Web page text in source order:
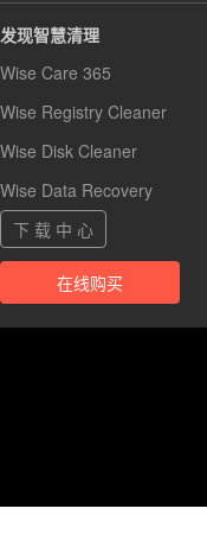
发现智慧清理
Wise Care 365
Wise Registry Cleaner
Wise Disk Cleaner
Wise Data Recovery
下 载 中 心
在线购买